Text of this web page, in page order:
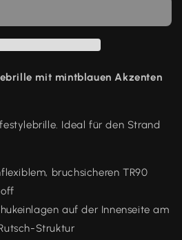
mit mintblauen Akzenten
Ideal für den Strand
bruchsicheren TR90
auf der Innenseite am
Struktur